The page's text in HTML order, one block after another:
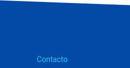
Contacto